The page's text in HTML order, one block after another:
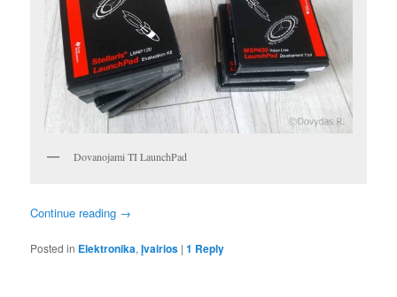
Dovanojami TI LaunchPad
Continue reading →
Posted in Elektronika,Įvairios |1 Reply